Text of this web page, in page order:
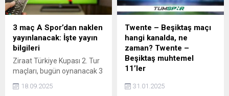
3 maç A Spor’dan naklen
yayınlanacak: İşte yayın
bilgileri
Ziraat Türkiye Kupası 2. Tur
maçları, bugün oynanacak 3
tamamlanacak. A Spor, 18
18.09.2025
Twente – Beşiktaş maçı
hangi kanalda, ne
zaman? Twente –
Beşiktaş muhtemel
11’ler
hafta temsilcimiz Beşiktaş,
31.01.2025